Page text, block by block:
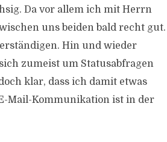
Da vor allem ich mit Herrn
uns beiden bald recht gut.
Hin und wieder
zumeist um Statusabfragen
klar, dass ich damit etwas
Mail-Kommunikation ist in der